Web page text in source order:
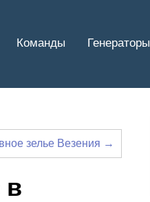
Команды Генераторы
зелье Везения →
в